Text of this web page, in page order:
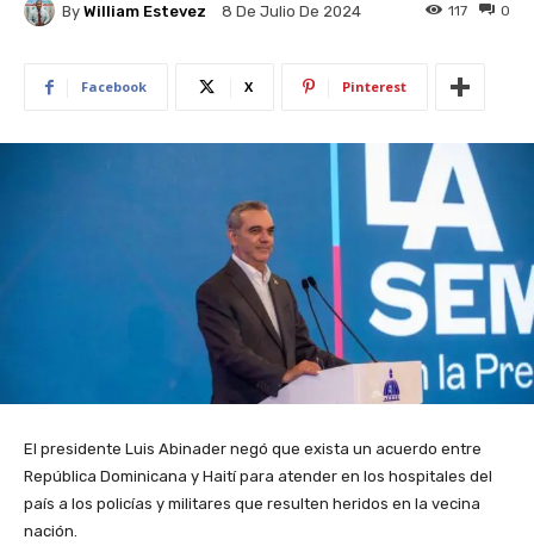
By William Estevez 8 De Julio De 2024 0
117
Facebook X Pinterest
El presidente Luis Abinader negó que exista un acuerdo entre
República Dominicana y Haití para atender en los hospitales del
país a los policías y militares que resulten heridos en la vecina
nación.